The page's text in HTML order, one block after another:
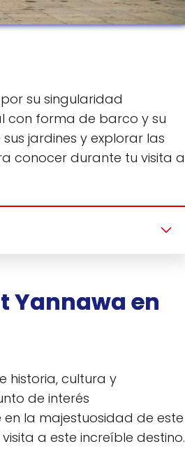
su singularidad
con forma de barco y su
jardines y explorar las
conocer durante tu visita a
Yannawa en
historia, cultura y
de interés
la majestuosidad de este
a este increíble destino.